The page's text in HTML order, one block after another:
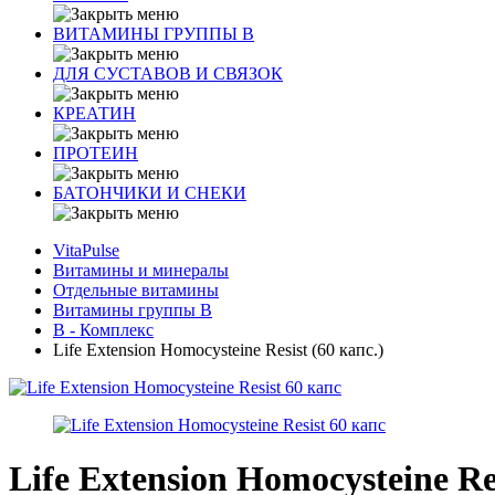
ВИТАМИНЫ ГРУППЫ В
ДЛЯ СУСТАВОВ И СВЯЗОК
КРЕАТИН
ПРОТЕИН
БАТОНЧИКИ И СНЕКИ
VitaPulse
Витамины и минералы
Отдельные витамины
Витамины группы B
B - Комплекс
Life Extension Homocysteine Resist (60 капс.)
Life Extension Homocysteine